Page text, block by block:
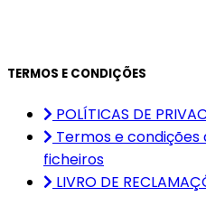
TERMOS E CONDIÇÕES
POLÍTICAS DE
Termos e
ficheiros
LIVRO DE